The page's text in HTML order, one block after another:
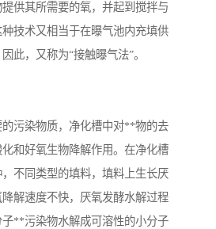
供其所需要的氧，并起到搅拌与
技术又相当于在曝气池内充填供
此，又称为“接触曝气法”。
污染物质，净化槽中对**物的去
和好氧生物降解作用。在净化槽
不同类型的填料，填料上生长厌
解速度不快，厌氧发酵水解过程
**污染物水解成可溶性的小分子